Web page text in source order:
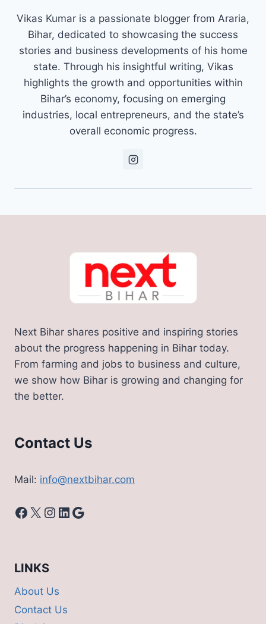
Vikas Kumar is a passionate blogger from Araria,
Bihar, dedicated to showcasing the success
stories and business developments of his home
state. Through his insightful writing, Vikas
highlights the growth and opportunities within
Bihar’s economy, focusing on emerging
industries, local entrepreneurs, and the state’s
overall economic progress.
Next Bihar shares positive and inspiring stories
about the progress happening in Bihar today.
From farming and jobs to business and culture,
we show how Bihar is growing and changing for
the better.
Contact Us
Mail: info@nextbihar.com
Facebook
X Instagram
LinkedIn
Google
LINKS
About Us
Contact Us